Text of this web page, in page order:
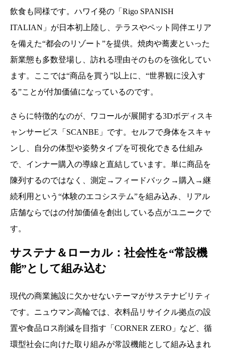
飲食も同様です。ハワイ発の「Rigo SPANISH
ITALIAN」が日本初上陸し、テラスやペット同伴エリア
を備えた“都会のリゾート”を提供。焼肉や蕎麦といった
新業態も多数登場し、訪れる理由そのものを強化してい
ます。ここでは“商品を買う”以上に、“世界観に没入す
る”ことが付加価値になっているのです。
さらに特徴的なのが、ワコールが展開する3Dボディスキ
ャンサービス「SCANBE」です。セルフで身体をスキャ
ンし、自分の体型や姿勢タイプを可視化できる仕組み
で、インナー購入の導線と直結しています。単に商品を
陳列するのではなく、測定→フィードバック→購入→継
続利用という“体験のエコシステム”を組み込み、リアル
店舗ならではの付加価値を創出している点がユニークで
す。
サステナ＆ローカル：社会性を“常設機
能”として組み込む
現代の商業施設に欠かせないテーマがサステナビリティ
です。ニュウマン高輪では、衣料品リサイクル拠点の設
置や食品ロス削減を目指す「CORNER ZERO」など、循
環型社会に向けた取り組みが常設機能として組み込まれ